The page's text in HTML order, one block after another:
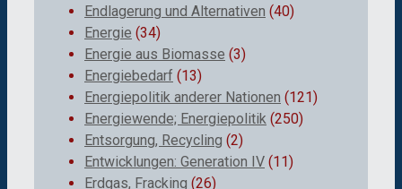
Endlagerung und Alternativen (40)
Energie (34)
Energie aus Biomasse (3)
Energiebedarf (13)
Energiepolitik anderer Nationen (121)
Energiewende; Energiepolitik (250)
Entsorgung, Recycling (2)
Entwicklungen: Generation IV (11)
Erdgas, Fracking (26)